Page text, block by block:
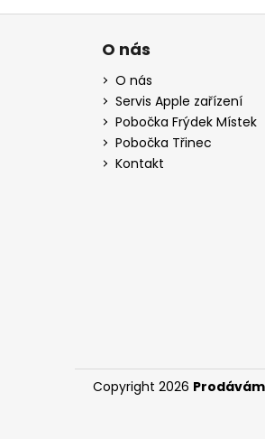
Z
O nás
O nás
Servis Apple zařízení
Pobočka Frýdek Místek
Pobočka Třinec
Kontakt
Copyright 2026